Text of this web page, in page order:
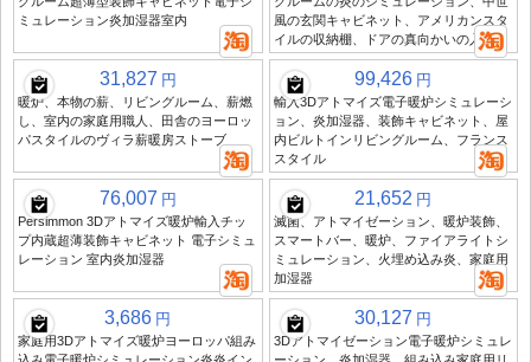
ミュレーション炎加湿器室内
風の玄関キャビネット、アメリカンスタ
イルの収納棚、ドアの真向かいの入口
31,827 円
暖炉、本物の薪、リビングルーム、薪燃
し、室内の家庭用職人、田舎のヨーロッ
パスタイルのヴィラ薪暖房ストーブ
99,426 円
輸入3Dアトマイズ電子暖炉シミュレーシ
ョン、炎加湿器、装飾キャビネット、屋
内ビルトインリビングルーム、フランス
スタイル
76,007 円
Persimmon 3Dアトマイズ暖炉輸入チッ
プ内蔵超薄装飾キャビネット 電子シミュ
レーション 室内炎加湿器
21,652 円
滅菌、アトマイゼーション、暖炉装飾、
スマートバー、暖炉、ファイアライトシ
ミュレーション、火埋め込み炎、家庭用
加湿器
3,686 円
家庭用3Dアトマイズ暖炉ヨーロッパ組み
30,127 円
3Dアトマイゼーション電子暖炉シミュレ